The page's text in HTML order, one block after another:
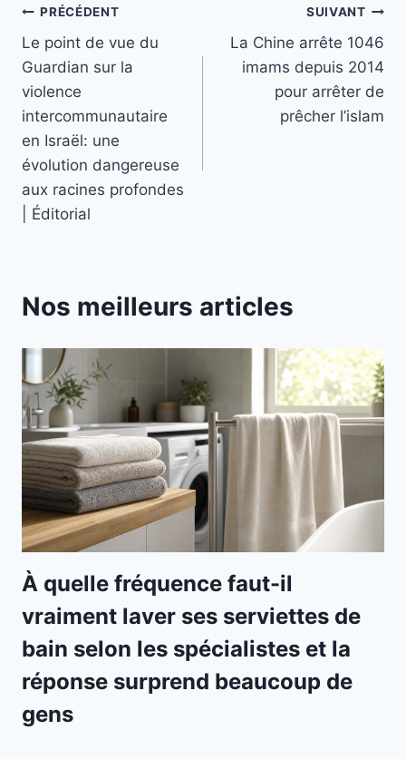
Navigation
de
l’article
PRÉCÉDENT
Le point de vue du
Guardian sur la
violence
intercommunautaire
en Israël: une
évolution dangereuse
aux racines profondes
| Éditorial
SUIVANT
La Chine arrête 1046
imams depuis 2014
pour arrêter de
prêcher l’islam
Nos meilleurs articles
À quelle fréquence faut-il
vraiment laver ses serviettes de
bain selon les spécialistes et la
réponse surprend beaucoup de
gens